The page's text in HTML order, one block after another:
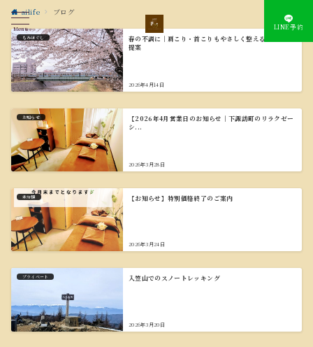
Menu LINE予約
ailife ブログ
もみほぐし
春の不調に｜肩こり・首こりもやさしく整える施術のご
提案
2026年4月14日
お知らせ
【2026年4月営業日のお知らせ｜下諏訪町のリラクゼー
シ...
2026年3月28日
未分類 【お知らせ】特別価格終了のご案内
2026年3月24日
プライベート 入笠山でのスノートレッキング
2026年3月20日